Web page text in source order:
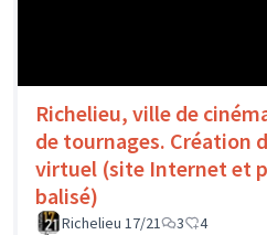
Richelieu, ville de
de tournages. Création
virtuel (site Internet et
balisé)
Richelieu 17/21 3 4